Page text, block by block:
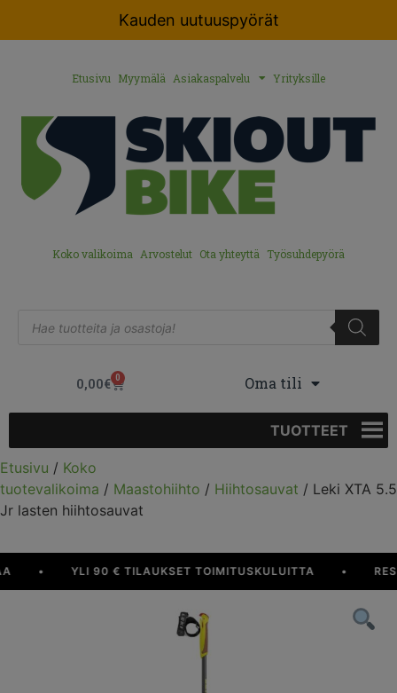
Kauden uutuuspyörät
Etusivu Myymälä Asiakaspalvelu Yrityksille
Koko valikoima Arvostelut Ota yhteyttä Työsuhdepyörä
0,00€ 0 Oma tili
TUOTTEET
Etusivu / Koko
tuotevalikoima / Maastohiihto / Hiihtosauvat / Leki XTA 5.5
Jr lasten hiihtosauvat
YLI 90 € TILAUKSET TOIMITUSKULUITTA